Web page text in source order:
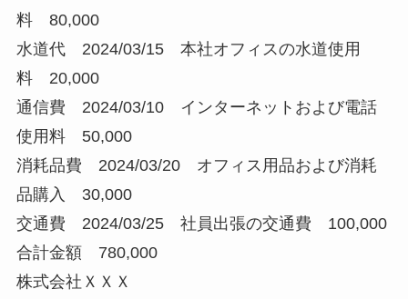
料 80,000
水道代 2024/03/15 本社オフィスの水道使用
料 20,000
通信費 2024/03/10 インターネットおよび電話
使用料 50,000
消耗品費 2024/03/20 オフィス用品および消耗
品購入 30,000
交通費 2024/03/25 社員出張の交通費 100,000
合計金額 780,000
株式会社ＸＸＸ